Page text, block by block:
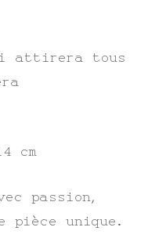
attirera tous
cm
passion,
pièce unique.